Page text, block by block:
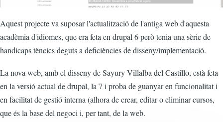
Aquest projecte va suposar l'actualització de l'antiga web d'aquesta
acadèmia d'idiomes, que era feta en drupal 6 però tenia una sèrie de
handicaps tèncics deguts a deficiències de disseny/implementació.
La nova web, amb el disseny de Sayury Villalba del Castillo, està feta
en la versió actual de drupal, la 7 i proba de guanyar en funcionalitat i
en facilitat de gestió interna (alhora de crear, editar o eliminar cursos,
que és la base del negoci i, per tant, de la web.